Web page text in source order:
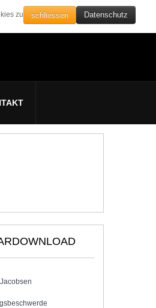
zu schliessen Datenschutz